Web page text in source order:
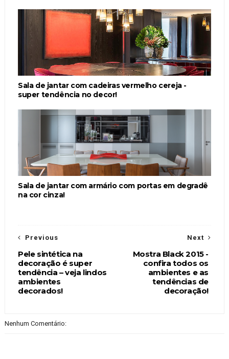
Sala de jantar com cadeiras vermelho cereja -
super tendência no decor!
Sala de jantar com armário com portas em degradê
na cor cinza!
Next
Mostra Black 2015 -
confira todos os
ambientes e as
tendências de
decoração!
Previous
Pele sintética na
decoração é super
tendência – veja lindos
ambientes
decorados!
Nenhum Comentário: